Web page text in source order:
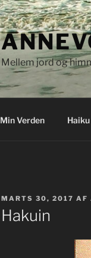
Mellem jord og
Min Verden Haiku
UDGIVET
DEN
MARTS 30, 2017 AF
Hakuin